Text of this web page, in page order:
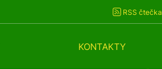
RSS čtečka
KONTAKTY